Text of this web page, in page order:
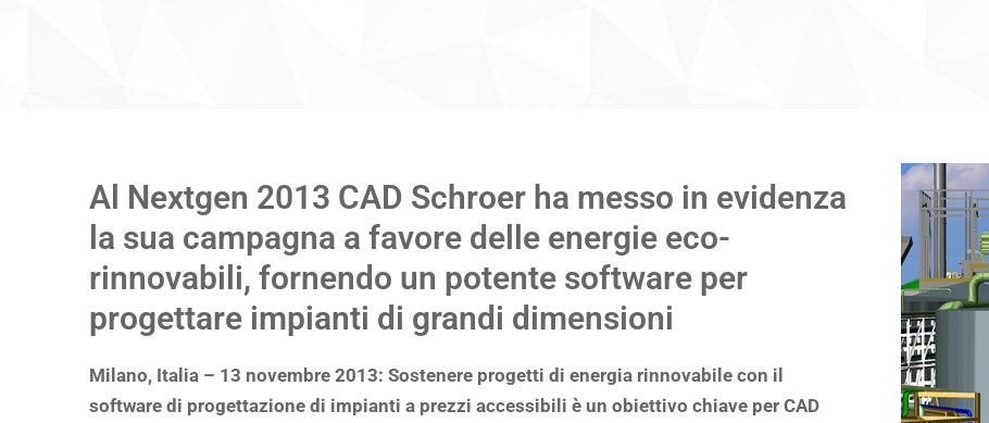
Al Nextgen 2013 CAD Schroer ha messo in evidenza
la sua campagna a favore delle energie eco-
rinnovabili, fornendo un potente software per
progettare impianti di grandi dimensioni
Milano, Italia – 13 novembre 2013: Sostenere progetti di energia rinnovabile con il
software di progettazione di impianti a prezzi accessibili è un obiettivo chiave per CAD